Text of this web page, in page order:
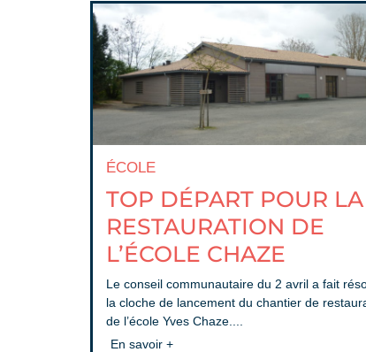
ÉCOLE
TOP DÉPART POUR LA
RESTAURATION DE
L’ÉCOLE CHAZE
Le conseil communautaire du 2 avril a fait
la cloche de lancement du chantier de
de l’école Yves Chaze....
En savoir +